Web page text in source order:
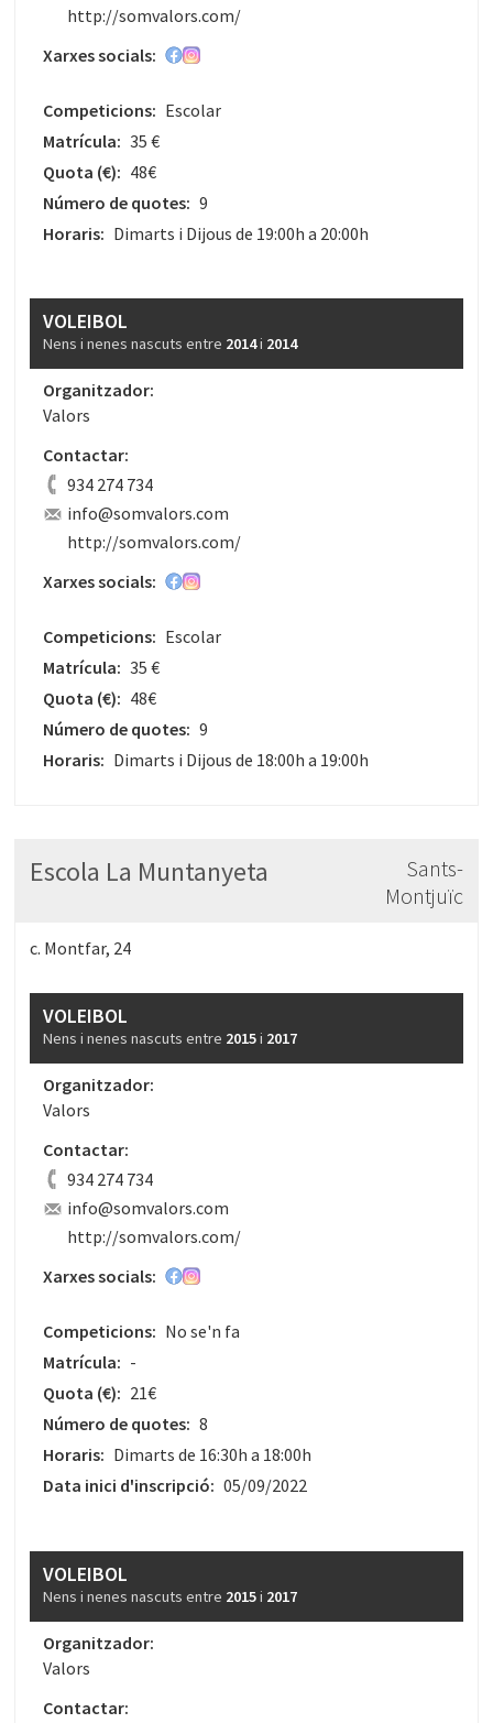
http://somvalors.com/
Xarxes socials:
Competicions: Escolar
Matrícula: 35 €
Quota (€): 48€
Número de quotes: 9
Horaris: Dimarts i Dijous de 19:00h a 20:00h
VOLEIBOL
Nens i nenes nascuts entre 2014i 2014
Organitzador:
Valors
Contactar:
934 274 734
info@somvalors.com
http://somvalors.com/
Xarxes socials:
Competicions: Escolar
Matrícula: 35 €
Quota (€): 48€
Número de quotes: 9
Horaris: Dimarts i Dijous de 18:00h a 19:00h
Escola La Muntanyeta
Sants-
Montjuïc
c. Montfar, 24
VOLEIBOL
Nens i nenes nascuts entre 2015i 2017
Organitzador:
Valors
Contactar:
934 274 734
info@somvalors.com
http://somvalors.com/
Xarxes socials:
Competicions: No se'n fa
Matrícula: -
Quota (€): 21€
Número de quotes: 8
Horaris: Dimarts de 16:30h a 18:00h
Data inici d'inscripció: 05/09/2022
VOLEIBOL
Nens i nenes nascuts entre 2015i 2017
Organitzador:
Valors
Contactar: